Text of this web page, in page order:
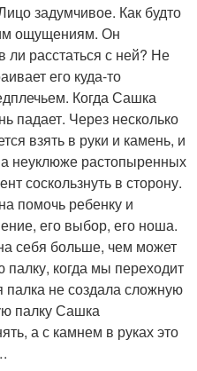
задумчивое. Как будто
ощущениям. Он
ли расстаться с ней? Не
его куда-то
Когда Сашка
падает. Через несколько
взять в руки и камень, и
неуклюже растопыренных
соскользнуть в сторону.
помочь ребенку и
его выбор, его ноша.
себя больше, чем может
когда мы переходит
палка не создала сложную
палку Сашка
а с камнем в руках это